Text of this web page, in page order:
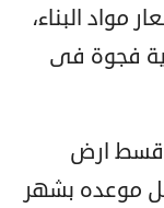
مواد البناء،
فجوة فى
قسط ارض
قبل موعده بشهر